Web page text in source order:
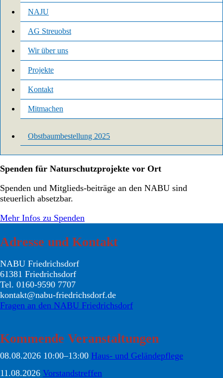
NAJU
AG Streuobst
Wir über uns
Projekte
Kontakt
Mitmachen
Obstbaumbestellung 2025
Spenden für Naturschutzprojekte vor Ort
Spenden und Mitglieds-beiträge an den NABU sind
steuerlich absetzbar.
Mehr Infos zu Spenden
Adresse und Kontakt
NABU Friedrichsdorf
61381 Friedrichsdorf
Tel. 0160-9590 7707
kontakt@nabu-friedrichsdorf.de
Fragen an den NABU Friedrichsdorf
Kommende Veranstaltungen
08.08.2026 10:00–13:00 Haus- und Geländepflege
11.08.2026 Vorstandstreffen